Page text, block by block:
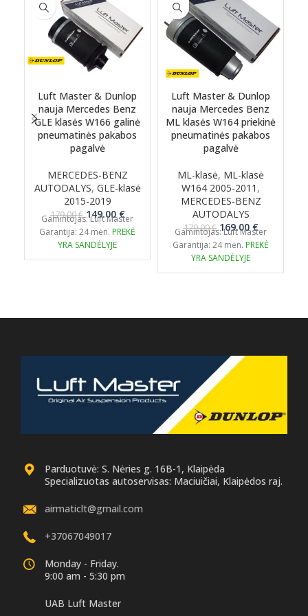
Luft Master & Dunlop
nauja Mercedes Benz
GLE klasės W166 galinė
pneumatinės pakabos
pagalvė
MERCEDES-BENZ
AUTODALYS, GLE-klasė
2015-2019
179.00€ Original
price
was:
179.00 €.
149.00€Current
price
Gamintojas: Luft Master
Garantija: 24 mėn. PREKĖ
YRA SANDĖLYJE
Luft Master & Dunlop
nauja Mercedes Benz
ML klasės W164 priekinė
pneumatinės pakabos
pagalvė
ML-klasė, ML-klasė
W164 2005-2011 ,
MERCEDES-BENZ
AUTODALYS
179.00€ Original
price
was:
179.00 €.
169.00€Current
price
Gamintojas: Luft Master
Garantija: 24 mėn. PREKĖ
YRA SANDĖLYJE
Parduotuvė: S. Nėries g. 16B-1, Klaipėda
Specializuotas autoservisas: Maciuičiai, Klaipėdos raj.
airmaticlt@gmail.com
+37067049017
Monday - Friday.
9:00 am - 5:30 pm
UAB Luft Master